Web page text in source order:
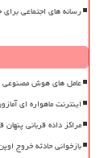
رسانه های اجتماعی برای خردسالان
عامل های هوش
اینترنت ماهواره ای
مراکز داده قربانی
بازخوانی حادثه خروج